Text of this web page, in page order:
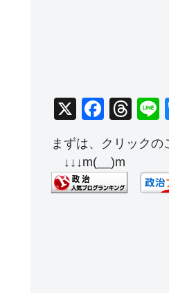
X
F
c
e
b
T
e
a
d
まずは、クリック
↓↓↓m(__)m